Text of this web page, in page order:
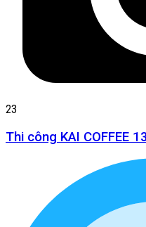
23
Thi công KAI COFFEE